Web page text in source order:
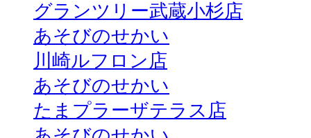
グランツリー武蔵小杉店
あそびのせかい
川崎ルフロン店
あそびのせかい
たまプラーザテラス店